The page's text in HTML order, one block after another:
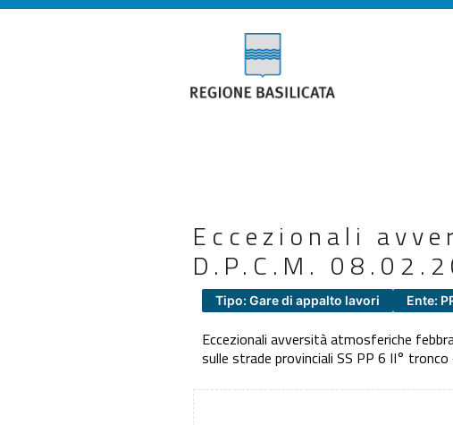
Eccezionali
D.P.C.M.
Tipo: Gare di appalto lavori Ente:
Eccezionali avversità atmosferiche
sulle strade provinciali SS PP 6 II°